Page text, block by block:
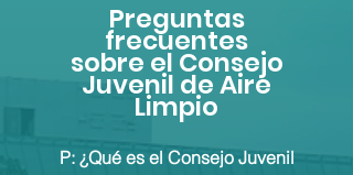
Preguntas
frecuentes
sobre el Consejo
Juvenil de Aire
Limpio
P: ¿Qué es el Consejo Juvenil